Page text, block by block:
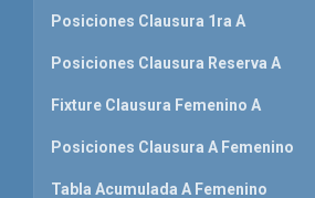
Posiciones Clausura 1ra A
Posiciones Clausura Reserva A
Fixture Clausura Femenino A
Posiciones Clausura A Femenino
Tabla Acumulada A Femenino